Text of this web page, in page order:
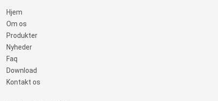
Hjem
Om os
Produkter
Nyheder
Faq
Download
Kontakt os